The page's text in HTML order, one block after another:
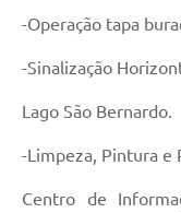
Colaborador
Quadro de Pessoal
Veículos
Imóveis locados
Imóveis territorial
-Operação tapa
-Sinalização
Lago São Bernardo.
-Limpeza, Pintura e
Centro de